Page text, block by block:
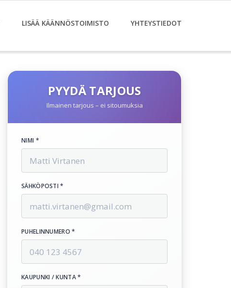
LISÄÄ KÄÄNNÖSTOIMISTO YHTEYSTIEDOT
PYYDÄ TARJOUS
Ilmainen tarjous – ei sitoumuksia
NIMI *
SÄHKÖPOSTI *
PUHELINNUMERO *
KAUPUNKI / KUNTA *